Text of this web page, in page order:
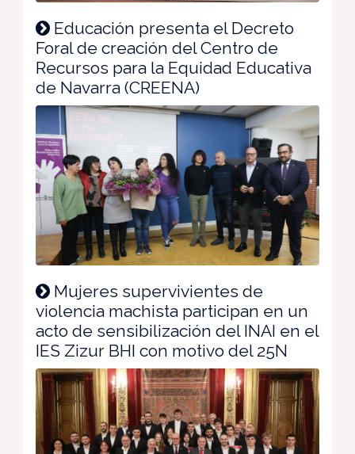
Educación presenta el Decreto
Foral de creación del Centro de
Recursos para la Equidad Educativa
de Navarra (CREENA)
Mujeres supervivientes de
violencia machista participan en un
acto de sensibilización del INAI en el
IES Zizur BHI con motivo del 25N